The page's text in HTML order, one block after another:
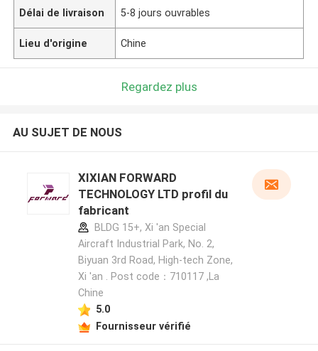
Délai de livraison 5-8 jours ouvrables
Lieu d'origine Chine
Regardez plus
AU SUJET DE NOUS
XIXIAN FORWARD
TECHNOLOGY LTD profil du
fabricant
BLDG 15+, Xi 'an Special
Aircraft Industrial Park, No. 2,
Biyuan 3rd Road, High-tech Zone,
Xi 'an . Post code：710117 ,La
Chine
5.0
Fournisseur vérifié